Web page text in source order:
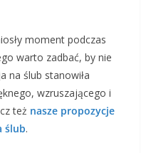
moment podczas
warto zadbać, by nie
na ślub stanowiła
wzruszającego i
też nasze propozycje
ślub.